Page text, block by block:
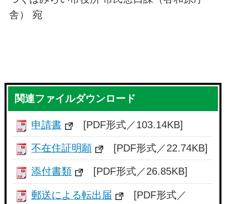
舎） 宛
関連ファイルダウンロード
申請書 [PDF形式／103.14KB]
不在住証明願 [PDF形式／22.74KB]
添付書類 [PDF形式／26.85KB]
郵送による転出届
[PDF形式／